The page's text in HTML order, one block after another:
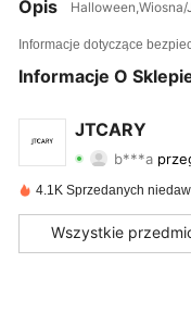
Opis
Informacje dotyczące
Informacje O
JTCARY
4,59
4,59 Ocena
4,59
4.1K Sprzedanych
Wszystkie